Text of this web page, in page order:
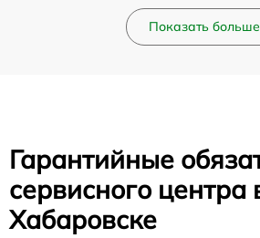
Показать больше
Гарантийные
сервисного центра
Хабаровске